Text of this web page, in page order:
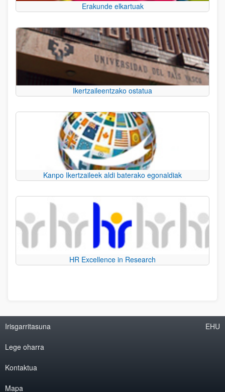
Erakunde elkartuak
Ikertzaileentzako ostatua
Kanpo Ikertzaileek aldi baterako egonaldiak
HR Excellence in Research
Irisgarritasuna
Lege oharra
Kontaktua
Mapa
EHU